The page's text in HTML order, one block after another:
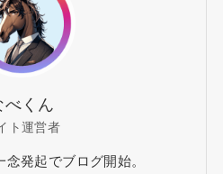
べくん
ト運営者
発起でブログ開始。